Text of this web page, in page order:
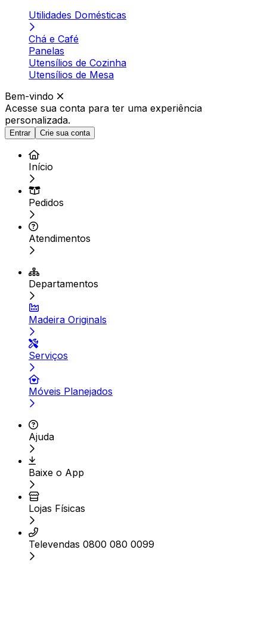
Utilidades Domésticas
Chá e Café
Panelas
Utensílios de Cozinha
Utensílios de Mesa
Bem-vindo
Acesse sua conta para ter uma experiência
personalizada.
Entrar Crie sua conta
Início
Pedidos
Atendimentos
Departamentos
Madeira Originals
Serviços
Móveis Planejados
Ajuda
Baixe o App
Lojas Físicas
Televendas 0800 080 0099